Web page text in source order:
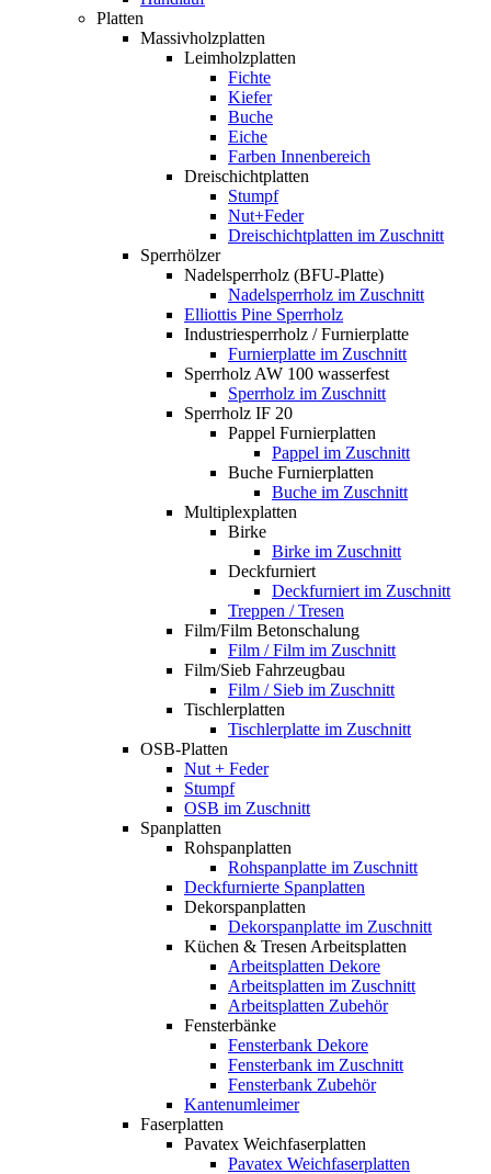
Platten
Massivholzplatten
Leimholzplatten
Fichte
Kiefer
Buche
Eiche
Farben Innenbereich
Dreischichtplatten
Stumpf
Nut+Feder
Dreischichtplatten im Zuschnitt
Sperrhölzer
Nadelsperrholz (BFU-Platte)
Nadelsperrholz im Zuschnitt
Elliottis Pine Sperrholz
Industriesperrholz / Furnierplatte
Furnierplatte im Zuschnitt
Sperrholz AW 100 wasserfest
Sperrholz im Zuschnitt
Sperrholz IF 20
Pappel Furnierplatten
Pappel im Zuschnitt
Buche Furnierplatten
Buche im Zuschnitt
Multiplexplatten
Birke
Birke im Zuschnitt
Deckfurniert
Deckfurniert im Zuschnitt
Treppen / Tresen
Film/Film Betonschalung
Film / Film im Zuschnitt
Film/Sieb Fahrzeugbau
Film / Sieb im Zuschnitt
Tischlerplatten
Tischlerplatte im Zuschnitt
OSB-Platten
Nut + Feder
Stumpf
OSB im Zuschnitt
Spanplatten
Rohspanplatten
Rohspanplatte im Zuschnitt
Deckfurnierte Spanplatten
Dekorspanplatten
Dekorspanplatte im Zuschnitt
Küchen & Tresen Arbeitsplatten
Arbeitsplatten Dekore
Arbeitsplatten im Zuschnitt
Arbeitsplatten Zubehör
Fensterbänke
Fensterbank Dekore
Fensterbank im Zuschnitt
Fensterbank Zubehör
Kantenumleimer
Faserplatten
Pavatex Weichfaserplatten
Pavatex Weichfaserplatten